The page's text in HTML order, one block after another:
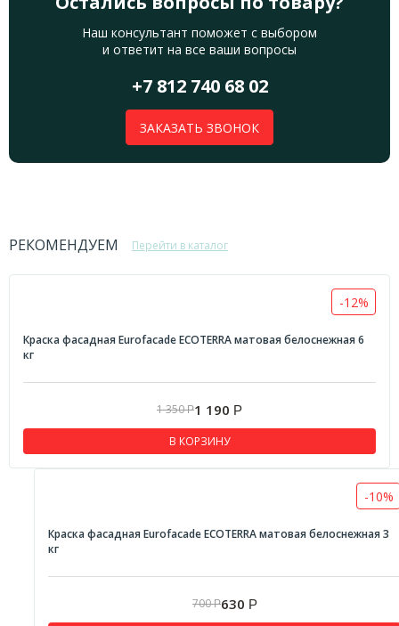
Наш консультант поможет с выбором
и ответит на все ваши вопросы
+7 812 740 68 02
ЗАКАЗАТЬ ЗВОНОК
РЕКОМЕНДУЕМ Перейти в каталог
-12%
Краска фасадная Eurofacade ECOTERRA матовая белоснежная 6
кг
1 350Р1 190 Р
В КОРЗИНУ
-10%
Краска фасадная Eurofacade ECOTERRA матовая белоснежная 3
кг
700Р630 Р